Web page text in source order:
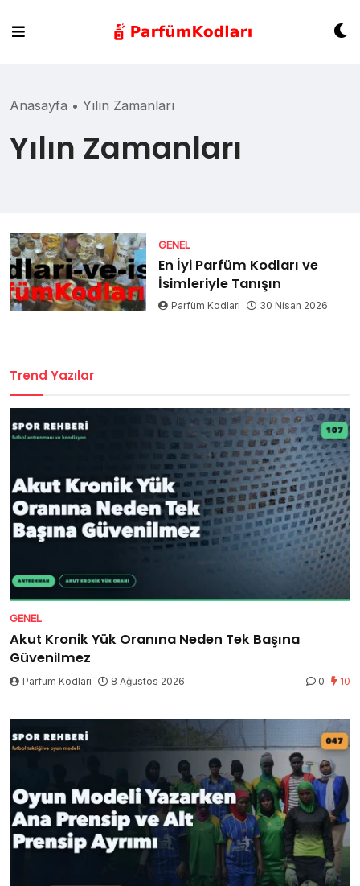
content
Anasayfa • Yılın Zamanları
Yılın Zamanları
GENEL
En İyi Parfüm Kodları ve
İsimleriyle Tanışın
Parfüm Kodları 30 Nisan 2026
Trend Yazılar
GENEL
Akut Kronik Yük Oranına Neden Tek Başına
Güvenilmez
Parfüm Kodları 8 Ağustos 2026 0 10